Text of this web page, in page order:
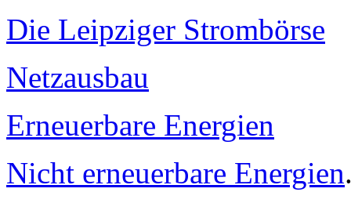
Die Leipziger Strombörse
Netzausbau
Erneuerbare Energien
Nicht erneuerbare Energien